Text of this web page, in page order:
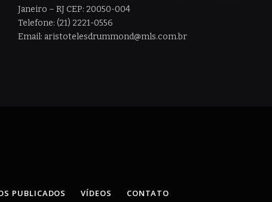
Janeiro – RJ CEP: 20050-004
Telefone: (21) 2221-0556
Email: aristotelesdrummond@mls.com.br
PUBLICADOS VÍDEOS CONTATO